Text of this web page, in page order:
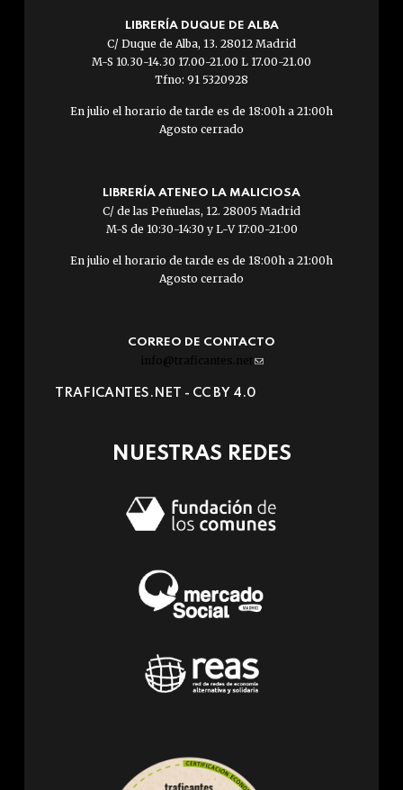
LIBRERÍA DUQUE DE ALBA
C/ Duque de Alba, 13. 28012 Madrid
M-S 10.30-14.30 17.00-21.00 L 17.00-21.00
Tfno: 91 5320928
En julio el horario de tarde es de 18:00h a 21:00h
Agosto cerrado
LIBRERÍA ATENEO LA MALICIOSA
C/ de las Peñuelas, 12. 28005 Madrid
M-S de 10:30-14:30 y L-V 17:00-21:00
En julio el horario de tarde es de 18:00h a 21:00h
Agosto cerrado
CORREO DE CONTACTO
info@traficantes.net (link
e-
TRAFICANTES.NET - CC BY 4.0
NUESTRAS REDES